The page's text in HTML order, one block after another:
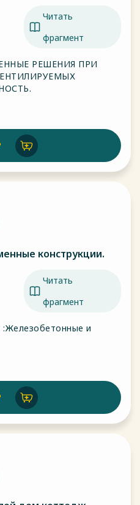
Читать
фрагмент
РЕШЕНИЯ ПРИ
конструкции.
Читать
фрагмент
:Железобетонные и